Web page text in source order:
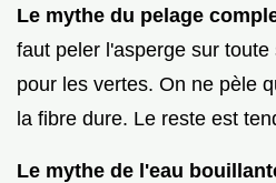
Le mythe du pelage
faut peler l'asperge sur
pour les vertes. On ne pèle
la fibre dure. Le reste est
Le mythe de l'eau